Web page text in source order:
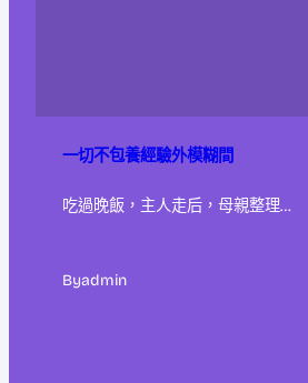
一切不包養經驗外模糊間
吃過晚飯，主人走后，母親整理…
Byadmin